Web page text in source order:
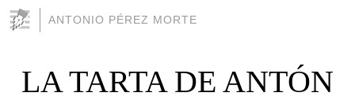
ANTONIO PÉREZ MORTE
LA TARTA DE ANTÓN